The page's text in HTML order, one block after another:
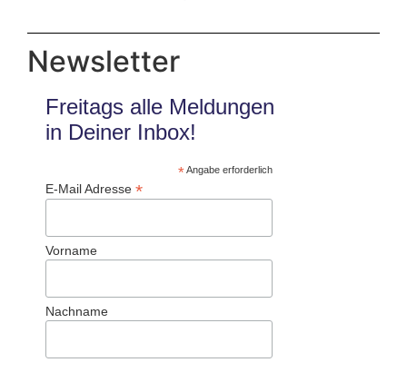
Newsletter
Freitags alle Meldungen
in Deiner Inbox!
*Angabe erforderlich
E-Mail Adresse *
Vorname
Nachname